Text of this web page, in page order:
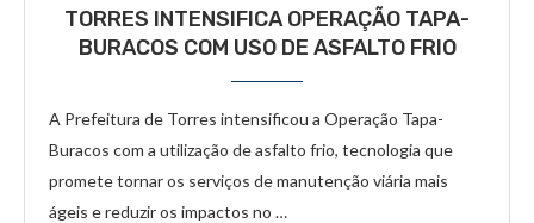
TORRES INTENSIFICA OPERAÇÃO TAPA-
BURACOS COM USO DE ASFALTO FRIO
A Prefeitura de Torres intensificou a Operação Tapa-
Buracos com a utilização de asfalto frio, tecnologia que
promete tornar os serviços de manutenção viária mais
ágeis e reduzir os impactos no …